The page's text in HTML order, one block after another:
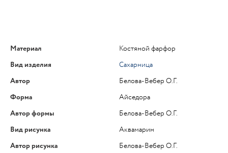
Материал
Костяной фарфор
Вид изделия
Сахарница
Автор
Белова-Вебер О.Г.
Форма
Айседора
Автор формы
Белова-Вебер О.Г.
Вид рисунка
Аквамарин
Автор рисунка
Белова-Вебер О.Г.